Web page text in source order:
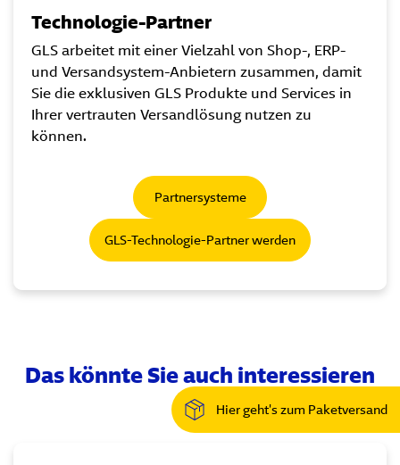
Technologie-Partner
GLS arbeitet mit einer Vielzahl von Shop-, ERP-
und Versandsystem-Anbietern zusammen, damit
Sie die exklusiven GLS Produkte und Services in
Ihrer vertrauten Versandlösung nutzen zu
können.
Partnersysteme
GLS-Technologie-Partner werden
Das könnte Sie auch interessieren
Hier geht's zum Paketversand